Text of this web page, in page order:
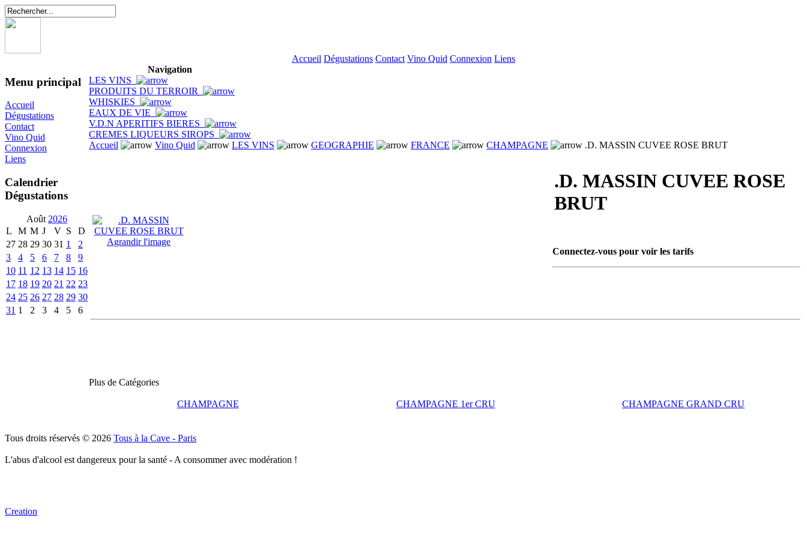
Accueil Dégustations Contact Vino Quid Connexion Liens
Menu principal
Accueil
Dégustations
Contact
Vino Quid
Connexion
Liens
Calendrier
Dégustations
Août 2026
L
M M J V S
D
27 28 29 30 31 1
2
3
4 5 6 7 8
9
10 11 12 13 14 15 16
17 18 19 20 21 22 23
24 25 26 27 28 29 30
31 1 2 3 4 5 6
Navigation
LES VINS
PRODUITS DU TERROIR
WHISKIES
EAUX DE VIE
V.D.N APERITIFS BIERES
CREMES LIQUEURS SIROPS
Accueil
Vino Quid LES VINS GEOGRAPHIE FRANCE CHAMPAGNE .D. MASSIN CUVEE ROSE BRUT
Agrandir l'image
.D. MASSIN CUVEE ROSE
BRUT
Connectez-vous pour voir les tarifs
Plus de Catégories
CHAMPAGNE CHAMPAGNE 1er CRU CHAMPAGNE GRAND CRU
Tous droits réservés © 2026 Tous à la Cave - Paris
L'abus d'alcool est dangereux pour la santé - A consommer avec modération !
Creation